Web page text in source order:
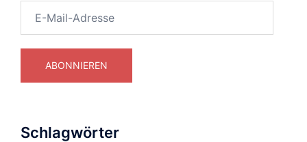
Mail-
ABONNIEREN
Schlagwörter